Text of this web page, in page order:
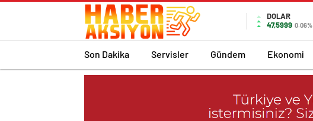
DOLAR
47,5999 0.06%
Son Dakika Servisler Gündem Ekonomi